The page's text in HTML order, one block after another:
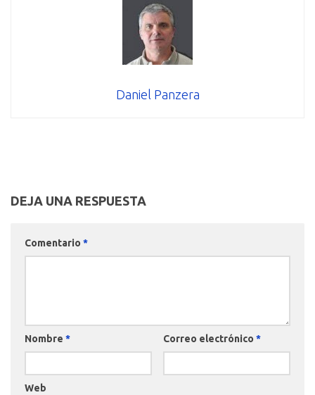
Daniel Panzera
DEJA UNA RESPUESTA
Comentario *
Nombre * Correo electrónico *
Web